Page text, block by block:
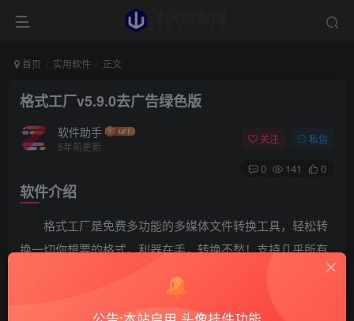
首页 实用软件 正文
格式工厂v5.9.0去广告绿色版
软件助手
5年前更新
关注 私信
0 141 0
软件介绍
格式工厂是免费多功能的多媒体文件转换工具，轻松转
换一切你想要的格式。利器在手，转换不愁！支持几乎所有
类型格式的相互转换，各种视频、音频、图片、PDF文档等
格式，转换视频过程中，可以修复损坏的文件，让转换质量